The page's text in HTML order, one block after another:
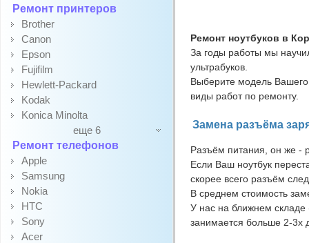
Ремонт принтеров
Brother
Canon
Epson
Fujifilm
Hewlett-Packard
Kodak
Konica Minolta
еще 6
Ремонт телефонов
Apple
Samsung
Nokia
HTC
Sony
Acer
Ремонт ноутбуков в
За годы работы мы
ультрабуков.
Выберите модель
виды работ по ремонту.
Замена разъёма
Разъём питания, он же -
Если Ваш ноутбук
скорее всего разъём
В среднем стоимость
У нас на ближнем складе
занимается больше 2-3х